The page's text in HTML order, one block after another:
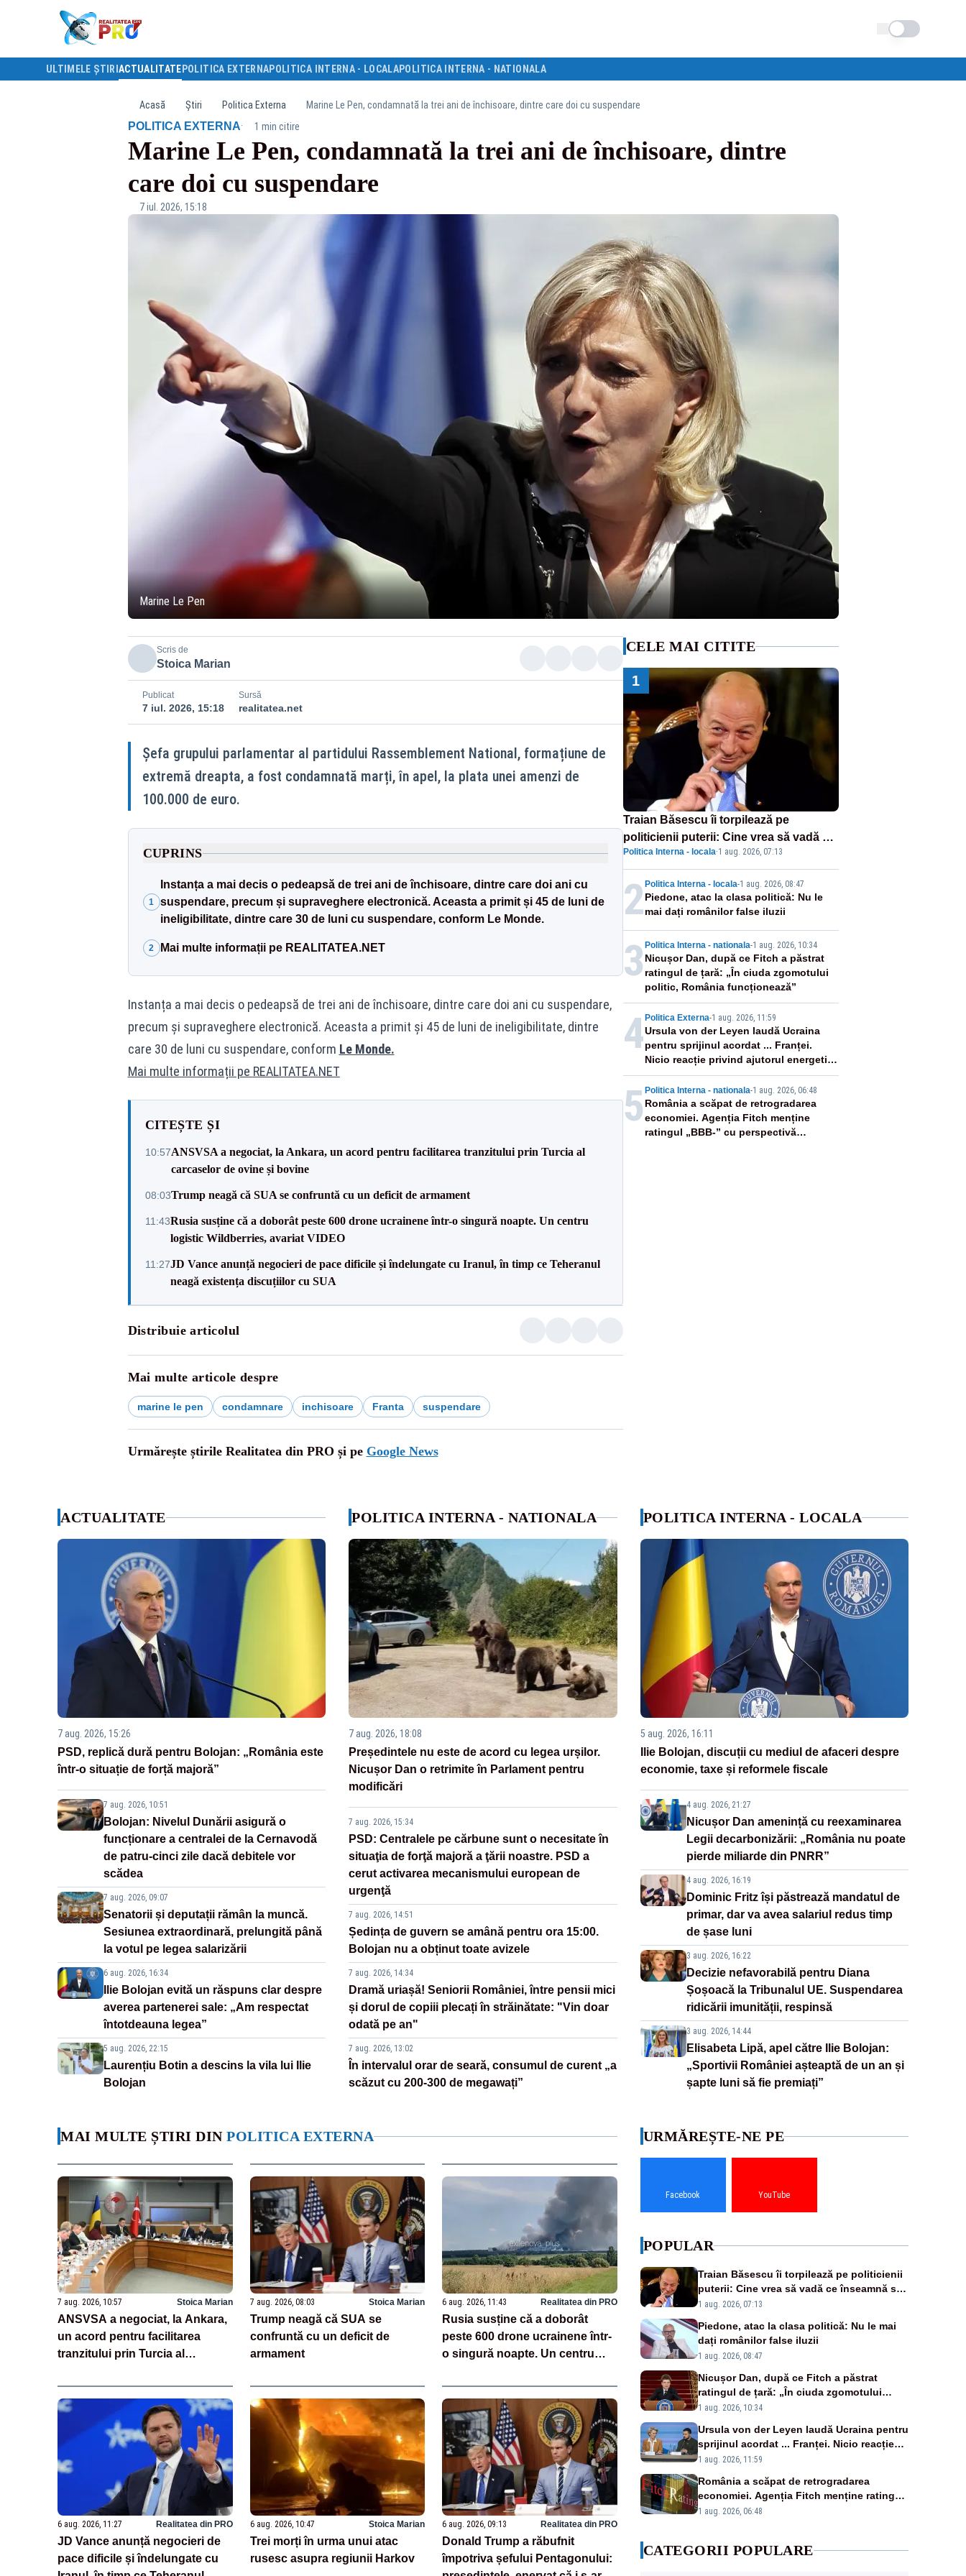
Schimba tema
ULTIMELE ȘTIRI ACTUALITATE POLITICA EXTERNAPOLITICA INTERNA - LOCALAPOLITICA INTERNA - NATIONALA
Acasă Știri Politica Externa Marine Le Pen, condamnată la trei ani de închisoare, dintre care doi cu suspendare
POLITICA EXTERNA· 1 min citire
Marine Le Pen, condamnată la trei ani de închisoare, dintre
care doi cu suspendare
7 iul. 2026, 15:18
Marine Le Pen
Scris de
Stoica Marian
Publicat
7 iul. 2026, 15:18
Sursă
realitatea.net
Șefa grupului parlamentar al partidului Rassemblement National, formațiune de
extremă dreapta, a fost condamnată marți, în apel, la plata unei amenzi de
100.000 de euro.
CUPRINS
1
Instanța a mai decis o pedeapsă de trei ani de închisoare, dintre care doi ani cu
suspendare, precum și supraveghere electronică. Aceasta a primit și 45 de luni de
ineligibilitate, dintre care 30 de luni cu suspendare, conform Le Monde.
2 Mai multe informații pe REALITATEA.NET
Instanța a mai decis o pedeapsă de trei ani de închisoare, dintre care doi ani cu suspendare,
precum și supraveghere electronică. Aceasta a primit și 45 de luni de ineligibilitate, dintre
care 30 de luni cu suspendare, conform Le Monde.
Mai multe informații pe REALITATEA.NET
CITEȘTE ȘI
10:57ANSVSA a negociat, la Ankara, un acord pentru facilitarea tranzitului prin Turcia al
carcaselor de ovine și bovine
08:03Trump neagă că SUA se confruntă cu un deficit de armament
11:43Rusia susține că a doborât peste 600 drone ucrainene într-o singură noapte. Un centru
logistic Wildberries, avariat VIDEO
11:27JD Vance anunță negocieri de pace dificile și îndelungate cu Iranul, în timp ce Teheranul
neagă existența discuțiilor cu SUA
Distribuie articolul
Mai multe articole despre
marine le pen condamnare inchisoare Franta suspendare
Urmărește știrile Realitatea din PRO și pe Google News
CELE MAI CITITE
1
Traian Băsescu îi torpilează pe
politicienii puterii: Cine vrea să vadă ce
înseamnă să fii prost, se uită la
România
Politica Interna - locala·1 aug. 2026, 07:13
2 Politica Interna - locala-1 aug. 2026, 08:47
Piedone, atac la clasa politică: Nu le
mai dați românilor false iluzii
3 Politica Interna - nationala-1 aug. 2026, 10:34
Nicușor Dan, după ce Fitch a păstrat
ratingul de țară: „În ciuda zgomotului
politic, România funcționează”
4 Politica Externa-1 aug. 2026, 11:59
Ursula von der Leyen laudă Ucraina
pentru sprijinul acordat ... Franței.
Nicio reacție privind ajutorul energetic
promis României
5 Politica Interna - nationala-1 aug. 2026, 06:48
România a scăpat de retrogradarea
economiei. Agenția Fitch menține
ratingul „BBB-” cu perspectivă
ACTUALITATE
7 aug. 2026, 15:26
PSD, replică dură pentru Bolojan: „România este
într-o situație de forță majoră”
7 aug. 2026, 10:51
Bolojan: Nivelul Dunării asigură o
funcționare a centralei de la Cernavodă
de patru-cinci zile dacă debitele vor
scădea
7 aug. 2026, 09:07
Senatorii și deputații rămân la muncă.
Sesiunea extraordinară, prelungită până
la votul pe legea salarizării
6 aug. 2026, 16:34
Ilie Bolojan evită un răspuns clar despre
averea partenerei sale: „Am respectat
întotdeauna legea”
5 aug. 2026, 22:15
Laurențiu Botin a descins la vila lui Ilie
Bolojan
POLITICA INTERNA - NATIONALA
7 aug. 2026, 18:08
Președintele nu este de acord cu legea urșilor.
Nicușor Dan o retrimite în Parlament pentru
modificări
7 aug. 2026, 15:34
PSD: Centralele pe cărbune sunt o necesitate în
situaţia de forţă majoră a ţării noastre. PSD a
cerut activarea mecanismului european de
urgenţă
7 aug. 2026, 14:51
Ședința de guvern se amână pentru ora 15:00.
Bolojan nu a obținut toate avizele
7 aug. 2026, 14:34
Dramă uriașă! Seniorii României, între pensii mici
și dorul de copiii plecați în străinătate: "Vin doar
odată pe an"
7 aug. 2026, 13:02
În intervalul orar de seară, consumul de curent „a
scăzut cu 200-300 de megawați”
POLITICA INTERNA - LOCALA
5 aug. 2026, 16:11
Ilie Bolojan, discuții cu mediul de afaceri despre
economie, taxe și reformele fiscale
4 aug. 2026, 21:27
Nicușor Dan amenință cu reexaminarea
Legii decarbonizării: „România nu poate
pierde miliarde din PNRR”
4 aug. 2026, 16:19
Dominic Fritz își păstrează mandatul de
primar, dar va avea salariul redus timp
de șase luni
3 aug. 2026, 16:22
Decizie nefavorabilă pentru Diana
Șoșoacă la Tribunalul UE. Suspendarea
ridicării imunității, respinsă
3 aug. 2026, 14:44
Elisabeta Lipă, apel către Ilie Bolojan:
„Sportivii României așteaptă de un an și
șapte luni să fie premiați”
MAI MULTE ȘTIRI DIN POLITICA EXTERNA
7 aug. 2026, 10:57 Stoica Marian
ANSVSA a negociat, la Ankara,
un acord pentru facilitarea
tranzitului prin Turcia al
7 aug. 2026, 08:03 Stoica Marian
Trump neagă că SUA se
confruntă cu un deficit de
armament
6 aug. 2026, 11:43 Realitatea din PRO
Rusia susține că a doborât
peste 600 drone ucrainene într-
o singură noapte. Un centru
VIDEO
6 aug. 2026, 11:27 Realitatea din PRO
JD Vance anunță negocieri de
pace dificile și îndelungate cu
6 aug. 2026, 10:47 Stoica Marian
Trei morți în urma unui atac
rusesc asupra regiunii Harkov
6 aug. 2026, 09:13 Realitatea din PRO
Donald Trump a răbufnit
împotriva șefului Pentagonului:
URMĂREȘTE-NE PE
Facebook YouTube
POPULAR
Traian Băsescu îi torpilează pe politicienii
puterii: Cine vrea să vadă ce înseamnă să
fii prost, se uită la România
1 aug. 2026, 07:13
Piedone, atac la clasa politică: Nu le mai
dați românilor false iluzii
1 aug. 2026, 08:47
Nicușor Dan, după ce Fitch a păstrat
ratingul de țară: „În ciuda zgomotului
politic, România funcționează”
1 aug. 2026, 10:34
Ursula von der Leyen laudă Ucraina pentru
sprijinul acordat ... Franței. Nicio reacție
privind ajutorul energetic promis României
1 aug. 2026, 11:59
România a scăpat de retrogradarea
economiei. Agenția Fitch menține ratingul
„BBB-” cu perspectivă negativă
1 aug. 2026, 06:48
CATEGORII POPULARE